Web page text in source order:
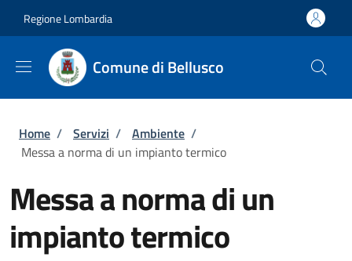
Regione Lombardia
Comune di Bellusco
Briciole di pane
Home / Servizi / Ambiente /
Messa a norma di un impianto termico
Messa a norma di un
impianto termico